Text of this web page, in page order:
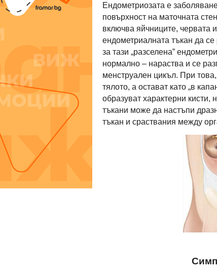
Ендометриозата е
повърхност на маточната
включва яйчниците, червата
ендометриалната тъкан да
за тази „разселена”
нормално – нараства и се
менструален цикъл. При
тялото, а остават като „в
образуват характерни
тъкани може да настъпи
тъкан и сраствания между